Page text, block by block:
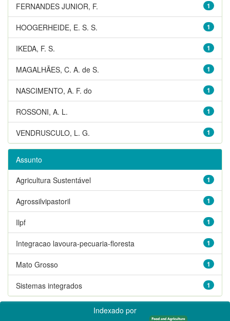
1
FERNANDES JUNIOR, F.
1
HOOGERHEIDE, E. S. S.
1
IKEDA, F. S.
1
MAGALHÃES, C. A. de S.
1
NASCIMENTO, A. F. do
1
ROSSONI, A. L.
1
VENDRUSCULO, L. G.
Assunto
1
Agricultura Sustentável
1
Agrossilvipastoril
1
Ilpf
1
Integracao lavoura-pecuaria-floresta
1
Mato Grosso
1
Sistemas integrados
Indexado por